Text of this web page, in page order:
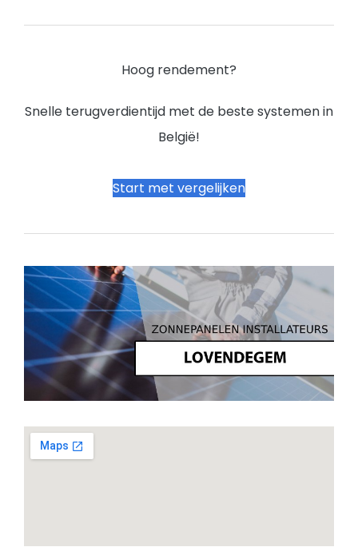
Hoog rendement?
Snelle terugverdientijd met de beste systemen in
België!
Start met vergelijken